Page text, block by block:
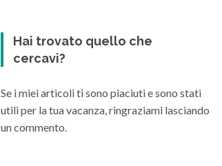
Hai trovato quello che
cercavi?
Se i miei articoli ti sono piaciuti e sono stati
utili per la tua vacanza, ringraziami lasciando
un commento.